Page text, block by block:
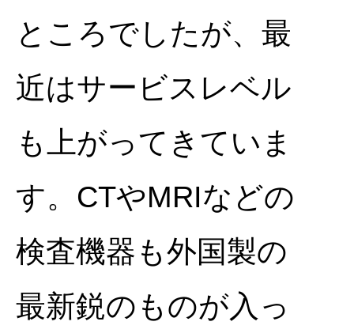
ところでしたが、最
近はサービスレベル
も上がってきていま
す。CTやMRIなどの
検査機器も外国製の
最新鋭のものが入っ